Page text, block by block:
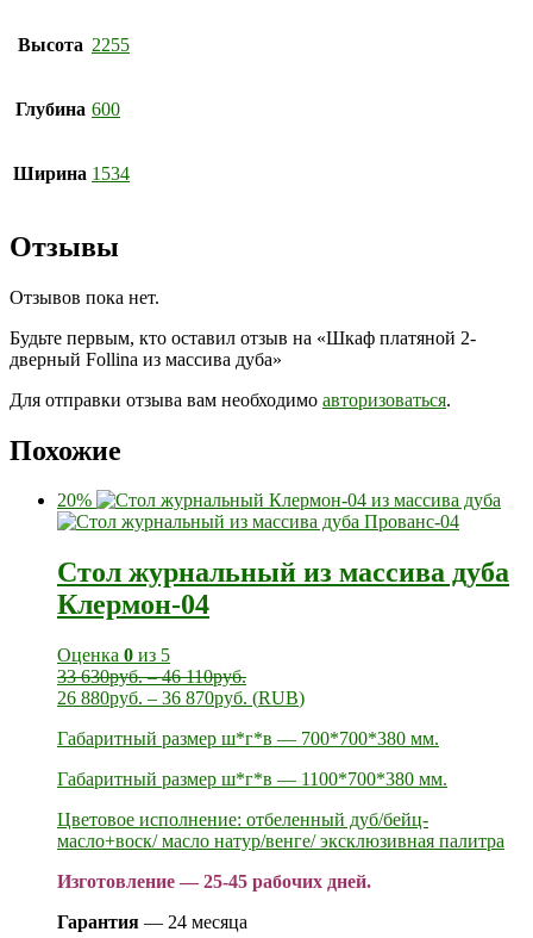
Высота 2255
Глубина 600
Ширина 1534
Отзывы
Отзывов пока нет.
Будьте первым, кто оставил отзыв на «Шкаф платяной 2-
дверный Follina из массива дуба»
Для отправки отзыва вам необходимо авторизоваться.
Похожие
20%
Стол журнальный из массива дуба
Клермон-04
Оценка 0 из 5
33 630руб.–46 110руб.
26 880руб. – 36 870руб. (RUB)
Габаритный размер ш*г*в — 700*700*380 мм.
Габаритный размер ш*г*в — 1100*700*380 мм.
Цветовое исполнение: отбеленный дуб/бейц-
масло+воск/ масло натур/венге/ эксклюзивная палитра
Изготовление — 25-45 рабочих дней.
Гарантия — 24 месяца